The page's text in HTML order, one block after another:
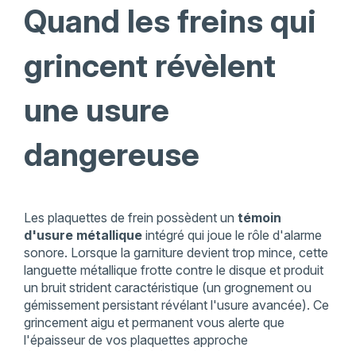
Quand les freins qui
grincent révèlent
une usure
dangereuse
Les plaquettes de frein possèdent un témoin
d'usure métalliqueintégré qui joue le rôle d'alarme
sonore. Lorsque la garniture devient trop mince, cette
languette métallique frotte contre le disque et produit
un bruit strident caractéristique (un grognement ou
gémissement persistant révélant l'usure avancée). Ce
grincement aigu et permanent vous alerte que
l'épaisseur de vos plaquettes approche